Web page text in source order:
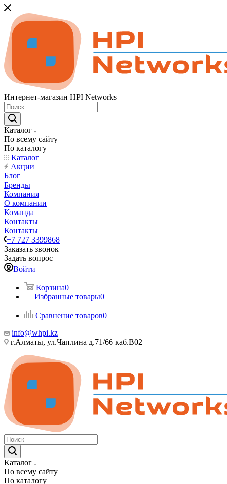
Интернет-магазин HPI Networks
Каталог
По всему сайту
По каталогу
Каталог
Акции
Блог
Бренды
Компания
О компании
Команда
Контакты
Контакты
+7 727 3399868
Заказать звонок
Задать вопрос
Войти
Корзина0
Избранные товары0
Сравнение товаров0
info@whpi.kz
г.Алматы, ул.Чаплина д.71/66 каб.B02
Каталог
По всему сайту
По каталогу